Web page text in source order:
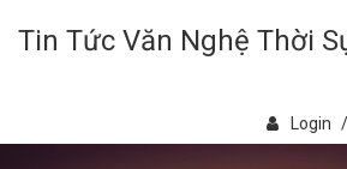
Tin Tức Văn Nghệ Thời
Login /